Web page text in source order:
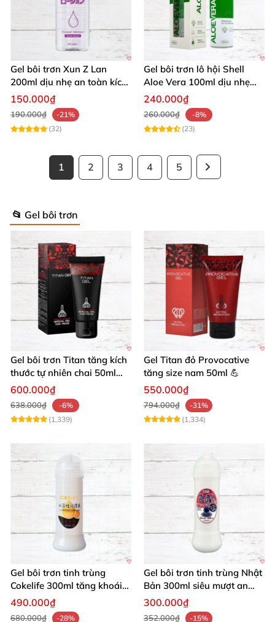
Gel bôi trơn Xun Z Lan
200ml dịu nhẹ an toàn kích
thích sảng khoái
150.000₫
190.000₫
-21%
(32)
Gel bôi trơn lô hội Shell
Aloe Vera 100ml dịu nhẹ
tăng khoái cảm
240.000₫
260.000₫
-8%
(23)
1 2 3 4 5
📂 Gel bôi trơn
Gel bôi trơn Titan tăng kích
thước tự nhiên chai 50ml
siêu mạnh
600.000₫
638.000₫
-6%
(1,339)
Gel Titan đỏ Provocative
tăng size nam 50ml 💪
550.000₫
794.000₫
-31%
(1,334)
Gel bôi trơn tinh trùng
Cokelife 300ml tăng khoái
cảm, an toàn
490.000₫
680.000₫ -28%
Gel bôi trơn tinh trùng Nhật
Bản 300ml siêu mượt an
toàn cho yêu
300.000₫
352.000₫ -15%